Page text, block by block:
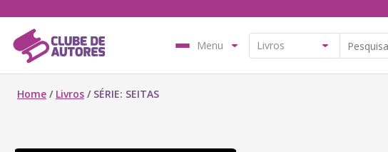
Menu
Home / Livros / SÉRIE: SEITAS